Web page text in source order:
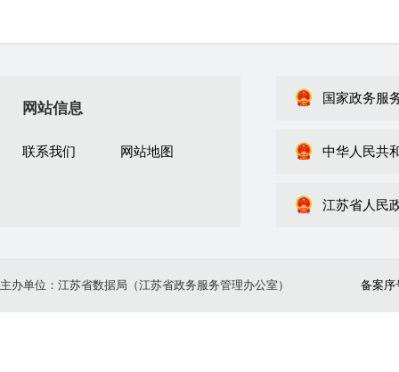
网站信息
联系我们 网站地图
国家政务服
中华人民共
江苏省人民
主办单位：江苏省数据局（江苏省政务服务管理办公室） 备案序